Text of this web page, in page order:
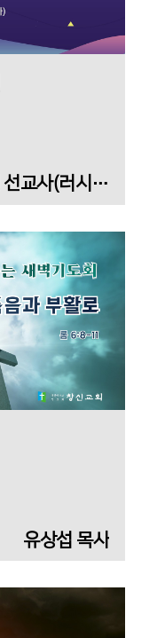
우종철 선교사(러시아)
유상섭 목사